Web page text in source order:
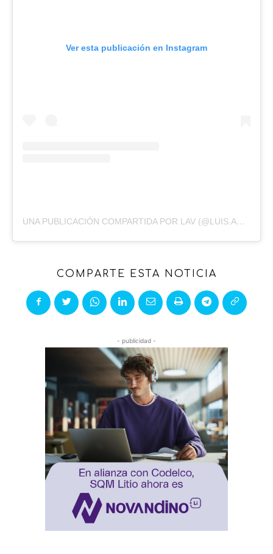
Ver esta publicación en Instagram
UNA PUBLICACIÓN COMPARTIDA POR LAV (@LUIS.AGUILERA86)
COMPARTE ESTA NOTICIA
- publicidad -